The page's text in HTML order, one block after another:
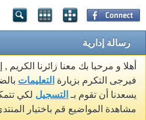
رسالة إدارية
أهلا و مرحبا بك معنا زائرنا الكريم
فيرجى التكرم بزيارة التعليمات
يسعدنا أن تقوم بـ التسجيل لكي
مشاهدة المواضيع قم باختيار